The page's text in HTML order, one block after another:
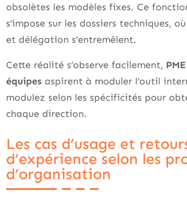
obsolètes les modèles fixes. Ce
s’impose sur les dossiers techniques,
et délégation s’entremêlent.
Cette réalité s’observe facilement,
équipes aspirent à moduler l’outil
modulez selon les spécificités pour
chaque direction.
Les cas d’usage et
d’expérience selon les
d’organisation